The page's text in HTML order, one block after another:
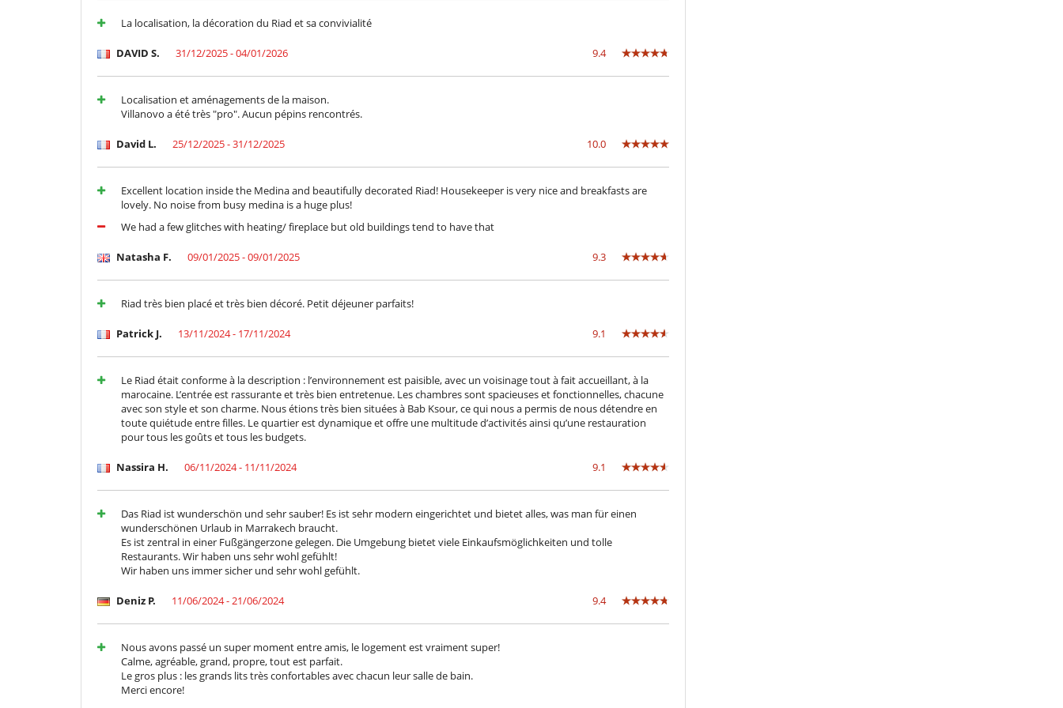
Acceso a internet (wifi)
Libros
Piscina con filtración de cloro
Para su comodidad y agrado
Aire acondicionado sólo en las habitaciones
Secador
Para sus comidas
Bed & Breakfast
Personal
Casa con todo personal doméstico
La localisation, la décoration du Riad et sa convivialité
DAVID S. 31/12/2025 - 04/01/2026 9.4
Localisation et aménagements de la maison.
Villanovo a été très "pro". Aucun pépins rencontrés.
David L. 25/12/2025 - 31/12/2025 10.0
Excellent location inside the Medina and beautifully decorated Riad! Housekeeper is very nice and breakfasts are
lovely. No noise from busy medina is a huge plus!
We had a few glitches with heating/ fireplace but old buildings tend to have that
Natasha F. 09/01/2025 - 09/01/2025 9.3
Riad très bien placé et très bien décoré. Petit déjeuner parfaits!
Patrick J. 13/11/2024 - 17/11/2024 9.1
Le Riad était conforme à la description : l’environnement est paisible, avec un voisinage tout à fait accueillant, à la
marocaine. L’entrée est rassurante et très bien entretenue. Les chambres sont spacieuses et fonctionnelles, chacune
avec son style et son charme. Nous étions très bien situées à Bab Ksour, ce qui nous a permis de nous détendre en
toute quiétude entre filles. Le quartier est dynamique et offre une multitude d’activités ainsi qu’une restauration
pour tous les goûts et tous les budgets.
Nassira H. 06/11/2024 - 11/11/2024 9.1
Das Riad ist wunderschön und sehr sauber! Es ist sehr modern eingerichtet und bietet alles, was man für einen
wunderschönen Urlaub in Marrakech braucht.
Es ist zentral in einer Fußgängerzone gelegen. Die Umgebung bietet viele Einkaufsmöglichkeiten und tolle
Restaurants. Wir haben uns sehr wohl gefühlt!
Wir haben uns immer sicher und sehr wohl gefühlt.
Deniz P. 11/06/2024 - 21/06/2024 9.4
Nous avons passé un super moment entre amis, le logement est vraiment super!
Calme, agréable, grand, propre, tout est parfait.
Le gros plus : les grands lits très confortables avec chacun leur salle de bain.
Merci encore!